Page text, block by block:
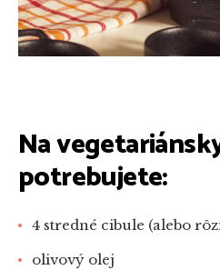
Na
potrebujete:
4 stredné cibule (alebo
olivový olej